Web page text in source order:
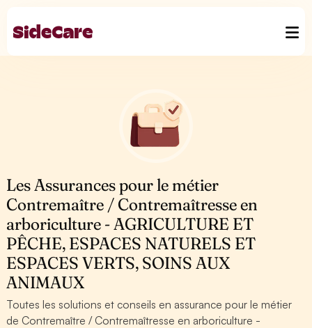
Les Assurances pour le métier
Contremaître / Contremaîtresse en
arboriculture - AGRICULTURE ET
PÊCHE, ESPACES NATURELS ET
ESPACES VERTS, SOINS AUX
ANIMAUX
Toutes les solutions et conseils en assurance pour le métier
de Contremaître / Contremaîtresse en arboriculture -